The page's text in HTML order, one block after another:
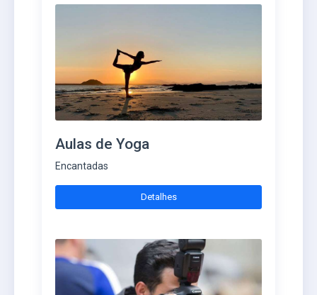
Aulas de Yoga
Encantadas
Detalhes